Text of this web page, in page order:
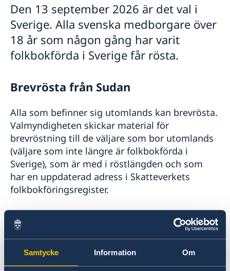
Samtycke Information Om
Pass utomlands
Förlust av pass
Förnyelse av pass för vuxna
Ansökan om pass för barn under 18 år
Provisoriskt pass
Samordningsnummer
Förnyelse av pass för barn under 18 år
Hjälp kring medborgarskap
Dubbelt medborgarskap
Om svenskt medborgarskap
Akut hjälp
Larmcentraler
Dödsfall
Om du blir sjuk eller råkar ut för en olycka
Reseinformation
Ambassaden reseinformation
Allmänna säkerhetsläget
Terrorism
Naturförhållanden och katastrofer
In- och utresebestämmelser
Hälso- och sjukvård
Lokala lagar och sedvänjor
Kriminalitet och personlig säkerhet
Trafiksäkerhet
Utvecklingssamarbete
Den 13 september 2026 är det val i
Sverige. Alla svenska medborgare över
18 år som någon gång har varit
folkbokförda i Sverige får rösta.
Brevrösta från Sudan
Alla som befinner sig utomlands kan brevrösta.
Valmyndigheten skickar material för
brevröstning till de väljare som bor utomlands
(väljare som inte längre är folkbokförda i
Sverige), som är med i röstlängden och som
har en uppdaterad adress i Skatteverkets
folkbokföringsregister.
Om du vill brevrösta från utlandet får du skicka
brevrösten tidigast den 30 juli 2026.
Rösträtt för svenska medborgare